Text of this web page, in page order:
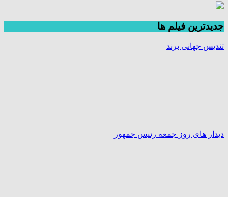
جديدترين فیلم ها
تندیس جهانی برند
دیدار های روز جمعه رئیس جمهور